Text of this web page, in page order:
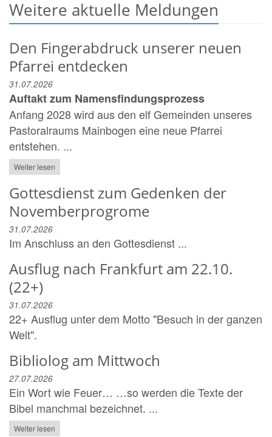
Weitere aktuelle Meldungen
Den Fingerabdruck unserer neuen
Pfarrei entdecken
31.07.2026
Auftakt zum Namensfindungsprozess
Anfang 2028 wird aus den elf Gemeinden unseres
Pastoralraums Mainbogen eine neue Pfarrei
entstehen. ...
Weiter lesen
Gottesdienst zum Gedenken der
Novemberprogrome
31.07.2026
Im Anschluss an den Gottesdienst ...
Ausflug nach Frankfurt am 22.10.
(22+)
31.07.2026
22+ Ausflug unter dem Motto "Besuch in der ganzen
Welt".
Bibliolog am Mittwoch
27.07.2026
Ein Wort wie Feuer… …so werden die Texte der
Bibel manchmal bezeichnet. ...
Weiter lesen